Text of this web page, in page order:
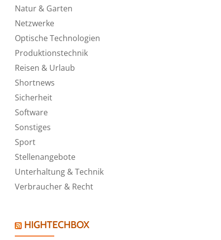
Natur & Garten
Netzwerke
Optische Technologien
Produktionstechnik
Reisen & Urlaub
Shortnews
Sicherheit
Software
Sonstiges
Sport
Stellenangebote
Unterhaltung & Technik
Verbraucher & Recht
HIGHTECHBOX